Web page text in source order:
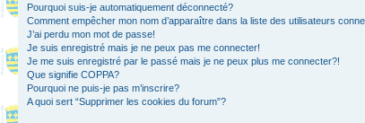
Pourquoi suis-je automatiquement déconnecté?
Comment empêcher mon nom d’apparaître dans la liste des utilisateurs
J’ai perdu mon mot de passe!
Je suis enregistré mais je ne peux pas me connecter!
Je me suis enregistré par le passé mais je ne peux plus me connecter?!
Que signifie COPPA?
Pourquoi ne puis-je pas m’inscrire?
A quoi sert “Supprimer les cookies du forum”?